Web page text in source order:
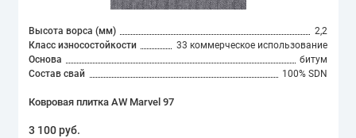
Высота ворса (мм)
2,2
Класс износостойкости
33 коммерческое использование
Основа
битум
Состав свай
100% SDN
Ковровая плитка AW Marvel 97
3 100 руб.